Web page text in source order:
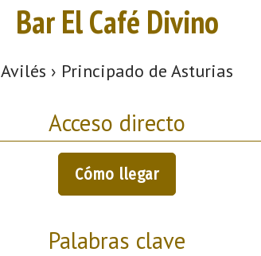
Bar El Café Divino
Avilés › Principado de Asturias
Acceso directo
Cómo llegar
Palabras clave